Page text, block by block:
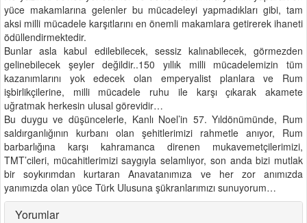
yüce makamlarına gelenler bu mücadeleyi yapmadıkları gibi, tam
aksi milli mücadele karşıtlarını en önemli makamlara getirerek ihaneti
ödüllendirmektedir.
Bunlar asla kabul edilebilecek, sessiz kalınabilecek, görmezden
gelinebilecek şeyler değildir..150 yıllık milli mücadelemizin tüm
kazanımlarını yok edecek olan emperyalist planlara ve Rum
işbirlikçilerine, milli mücadele ruhu ile karşı çıkarak akamete
uğratmak herkesin ulusal görevidir…
Bu duygu ve düşüncelerle, Kanlı Noel’in 57. Yıldönümünde, Rum
saldırganlığının kurbanı olan şehitlerimizi rahmetle anıyor, Rum
barbarlığına karşı kahramanca direnen mukavemetçilerimizi,
TMT’cileri, mücahitlerimizi saygıyla selamlıyor, son anda bizi mutlak
bir soykırımdan kurtaran Anavatanımıza ve her zor anımızda
yanımızda olan yüce Türk Ulusuna şükranlarımızı sunuyorum…
Yorumlar